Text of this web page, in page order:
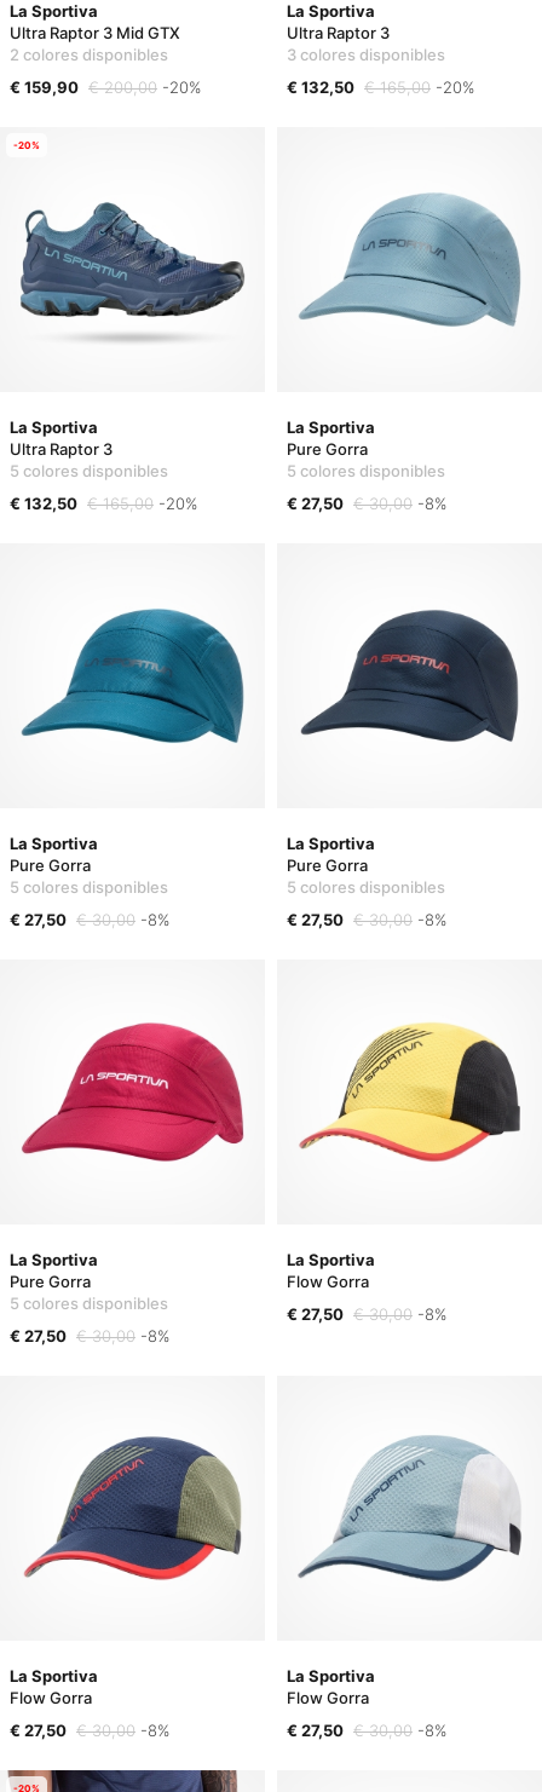
La Sportiva
Ultra Raptor 3 Mid GTX
2 colores disponibles
€ 159,90 € 200,00 -20%
La Sportiva
Ultra Raptor 3
3 colores disponibles
€ 132,50 € 165,00 -20%
La Sportiva
Ultra Raptor 3
5 colores disponibles
€ 132,50 € 165,00 -20%
-20%
La Sportiva
Pure Gorra
5 colores disponibles
€ 27,50 € 30,00 -8%
La Sportiva
Pure Gorra
5 colores disponibles
€ 27,50 € 30,00 -8%
La Sportiva
Pure Gorra
5 colores disponibles
€ 27,50 € 30,00 -8%
La Sportiva
Pure Gorra
5 colores disponibles
€ 27,50 € 30,00 -8%
La Sportiva
Flow Gorra
€ 27,50 € 30,00 -8%
La Sportiva
Flow Gorra
€ 27,50 € 30,00 -8%
La Sportiva
Flow Gorra
€ 27,50 € 30,00 -8%
-20%